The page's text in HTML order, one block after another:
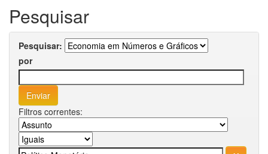
Pesquisar
Pesquisar:
por
Filtros correntes: